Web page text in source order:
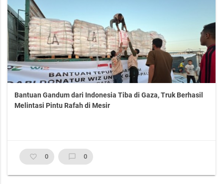
Bantuan Gandum dari Indonesia Tiba di Gaza, Truk Berhasil
Melintasi Pintu Rafah di Mesir
favorite_border 0 chat_bubble_outline 0